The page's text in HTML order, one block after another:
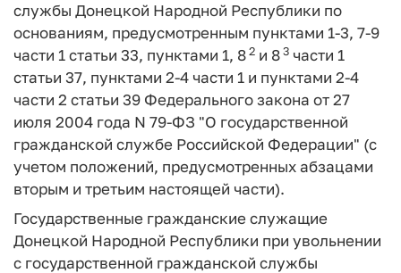
службы Донецкой Народной Республики по
основаниям, предусмотренным пунктами 1-3, 7-9
части 1 статьи 33, пунктами 1, 8 2 и 8 3 части 1
статьи 37, пунктами 2-4 части 1 и пунктами 2-4
части 2 статьи 39 Федерального закона от 27
июля 2004 года N 79-ФЗ "О государственной
гражданской службе Российской Федерации" (с
учетом положений, предусмотренных абзацами
вторым и третьим настоящей части).
Государственные гражданские служащие
Донецкой Народной Республики при увольнении
с государственной гражданской службы